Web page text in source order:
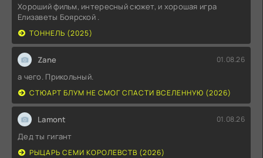
Хороший фильм, интересный сюжет, и хорошая игра
Елизаветы Боярской .
ТОННЕЛЬ (2025)
Zane 01.08.26
а чего. Прикольный.
СТЮАРТ БЛУМ НЕ СМОГ СПАСТИ ВСЕЛЕННУЮ (2026)
Lamont 01.08.26
Дед ты гигант
РЫЦАРЬ СЕМИ КОРОЛЕВСТВ (2026)